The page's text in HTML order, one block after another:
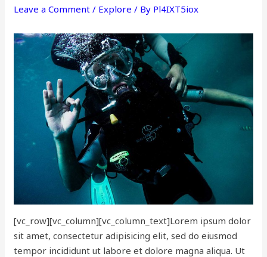
Leave a Comment / Explore / By Pl4IXT5iox
[vc_row][vc_column][vc_column_text]Lorem ipsum dolor
sit amet, consectetur adipisicing elit, sed do eiusmod
tempor incididunt ut labore et dolore magna aliqua. Ut